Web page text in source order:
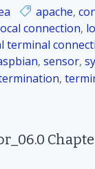
apache,
connection,
terminal
, sensor,
,